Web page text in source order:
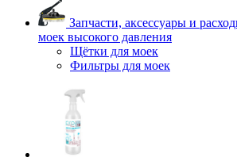
Запчасти, аксессуары и
моек высокого давления
Щётки для моек
Фильтры для моек